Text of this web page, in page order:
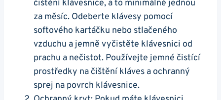
čištění klávesnice, a to minimálně⁤ jednou
za měsíc. Odeberte klávesy pomocí
softového kartáčku nebo stlačeného‌
vzduchu a jemně vyčistěte klávesnici od
prachu a nečistot. Používejte jemné čistící
prostředky na čištění kláves a ochranný
sprej ⁣na povrch klávesnice.